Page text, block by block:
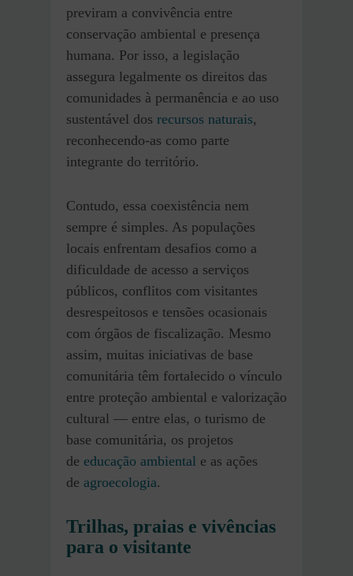
previram a convivência entre
conservação ambiental e presença
humana. Por isso, a legislação
assegura legalmente os direitos das
comunidades à permanência e ao uso
sustentável dos recursos naturais,
reconhecendo-as como parte
integrante do território.
Contudo, essa coexistência nem
sempre é simples. As populações
locais enfrentam desafios como a
dificuldade de acesso a serviços
públicos, conflitos com visitantes
desrespeitosos e tensões ocasionais
com órgãos de fiscalização. Mesmo
assim, muitas iniciativas de base
comunitária têm fortalecido o vínculo
entre proteção ambiental e valorização
cultural — entre elas, o turismo de
base comunitária, os projetos
de educação ambiental e as ações
de agroecologia.
Trilhas, praias e vivências
para o visitante